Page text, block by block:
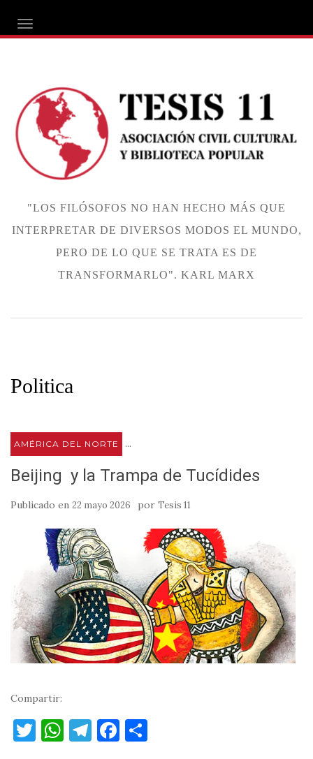
ALTERNAR NAVEGACIÓN
"LOS FILÓSOFOS NO HAN HECHO MÁS QUE
INTERPRETAR DE DIVERSOS MODOS EL MUNDO,
PERO DE LO QUE SE TRATA ES DE
TRANSFORMARLO". KARL MARX
Politica
AMÉRICA DEL NORTE ...
Beijing y la Trampa de Tucídides
Publicado en 22 mayo 2026 por Tesis 11
Compartir:
T W T F